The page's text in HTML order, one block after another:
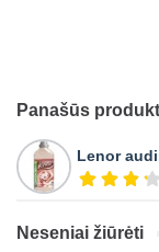
Panašūs
Lenor
Neseniai žiūrėti